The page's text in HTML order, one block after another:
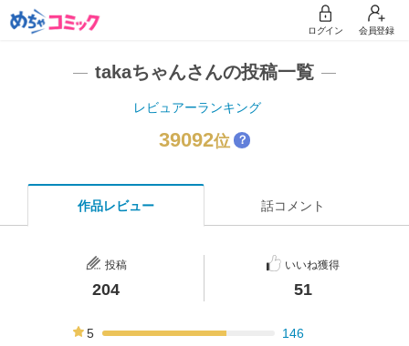
ログイン 会員登録
takaちゃんさんの投稿一覧
レビュアーランキング
39092位 ？
作品レビュー 話コメント
投稿
204
いいね獲得
51
5
146